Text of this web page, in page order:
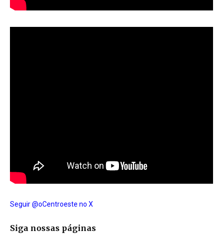
Seguir @oCentroeste no X
Siga nossas páginas